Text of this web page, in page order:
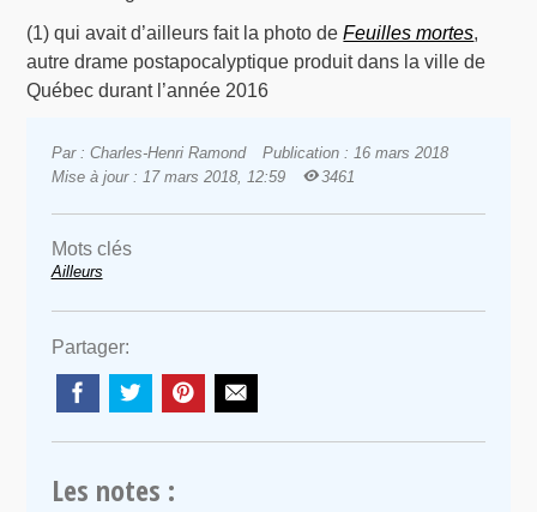
(1) qui avait d’ailleurs fait la photo deFeuilles mortes,
autre drame postapocalyptique produit dans la ville de
Québec durant l’année 2016
Par : Charles-Henri Ramond
Publication : 16 mars 2018
Mise à jour : 17 mars 2018, 12:59
3461
Mots clés
Ailleurs
Partager:
Les notes :